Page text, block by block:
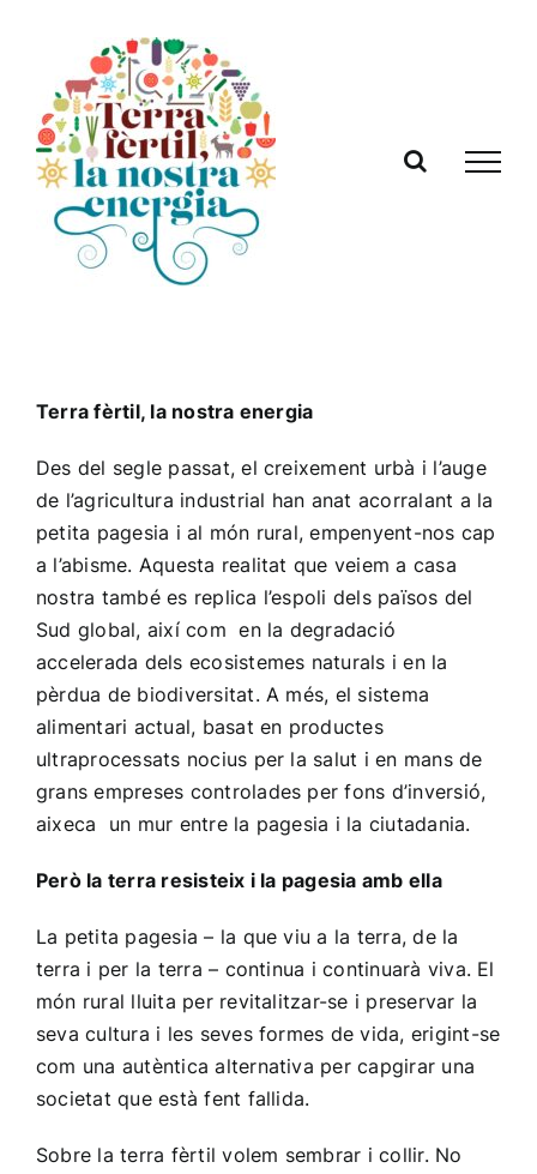
content
Terra fèrtil, la nostra energia
Des del segle passat, el creixement urbà i l’auge
de l’agricultura industrial han anat acorralant a la
petita pagesia i al món rural, empenyent-nos cap
a l’abisme. Aquesta realitat que veiem a casa
nostra també es replica l’espoli dels països del
Sud global, així com en la degradació
accelerada dels ecosistemes naturals i en la
pèrdua de biodiversitat. A més, el sistema
alimentari actual, basat en productes
ultraprocessats nocius per la salut i en mans de
grans empreses controlades per fons d’inversió,
aixeca un mur entre la pagesia i la ciutadania.
Però la terra resisteix i la pagesia amb ella
La petita pagesia – la que viu a la terra, de la
terra i per la terra – continua i continuarà viva. El
món rural lluita per revitalitzar-se i preservar la
seva cultura i les seves formes de vida, erigint-se
com una autèntica alternativa per capgirar una
societat que està fent fallida.
Sobre la terra fèrtil volem sembrar i collir. No